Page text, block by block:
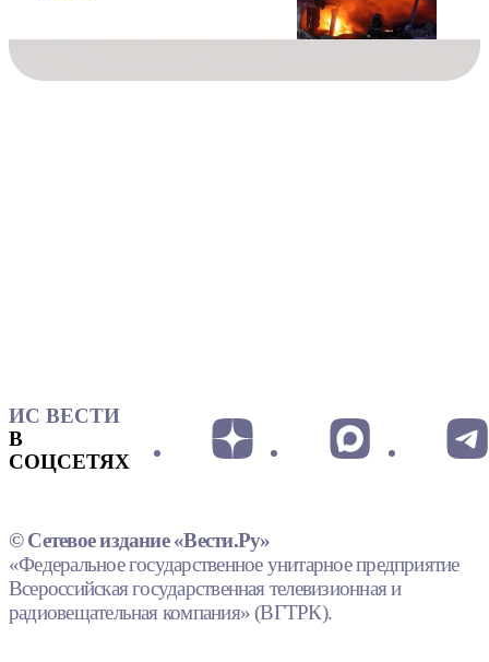
ИС ВЕСТИ
В
СОЦСЕТЯХ
© Сетевое издание «Вести.Ру»
«Федеральное государственное унитарное предприятие
Всероссийская государственная телевизионная и
радиовещательная компания» (ВГТРК).